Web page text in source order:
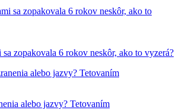
sa zopakovala 6 rokov neskôr, ako to vyzerá?
alebo jazvy? Tetovaním